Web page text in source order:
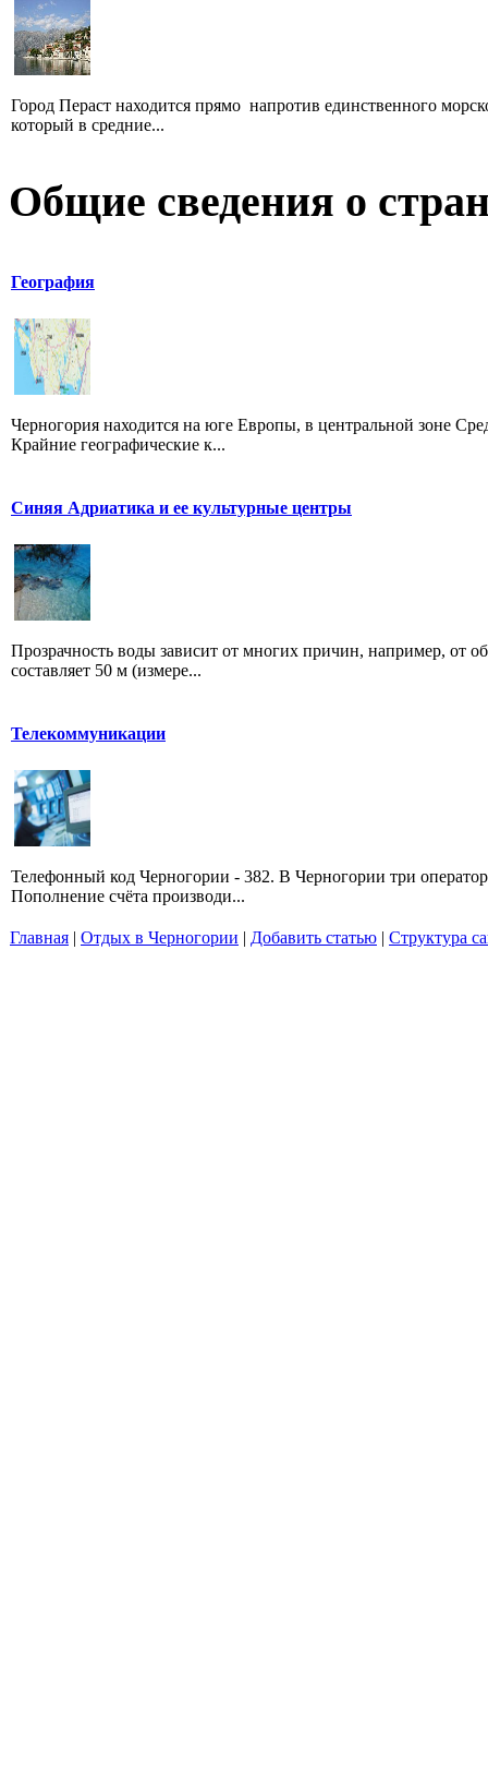
Город Пераст находится прямо напротив единственного
который в средние...
Общие сведения о
География
Черногория находится на юге Европы, в центральной зоне
Крайние географические к...
Синяя Адриатика и ее культурные центры
Прозрачность воды зависит от многих причин, например, от
составляет 50 м (измере...
Телекоммуникации
Телефонный код Черногории - 382. В Черногории три
Пополнение счёта производи...
Главная | Отдых в Черногории | Добавить статью | Структура